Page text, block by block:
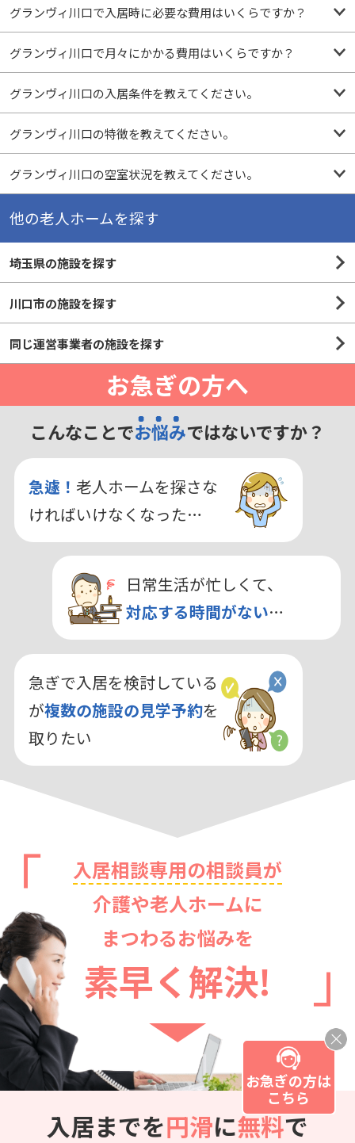
グランヴィ川口で入居時に必要な費用はいくらですか？
グランヴィ川口で月々にかかる費用はいくらですか？
グランヴィ川口の入居条件を教えてください。
グランヴィ川口の特徴を教えてください。
グランヴィ川口の空室状況を教えてください。
他の老人ホームを探す
埼玉県の施設を探す
川口市の施設を探す
同じ運営事業者の施設を探す
お急ぎの方へ
こんなことでお悩みではないですか？
急遽！ 老人ホームを探さな
ければいけなくなった…
日常生活が忙しくて、
対応する時間がない…
急ぎで入居を検討している
が複数の施設の見学予約を
取りたい
入居相談専用の相談員が
介護や老人ホームに
まつわるお悩みを
素早く解決!
入居までを円滑に無料で
お急ぎの方は
こちら